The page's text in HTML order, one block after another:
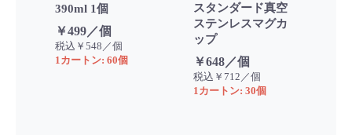
390ml 1個
￥499／個
税込￥548／個
1カートン: 60個
スタンダード真空
ステンレスマグカ
ップ
￥648／個
税込￥712／個
1カートン: 30個